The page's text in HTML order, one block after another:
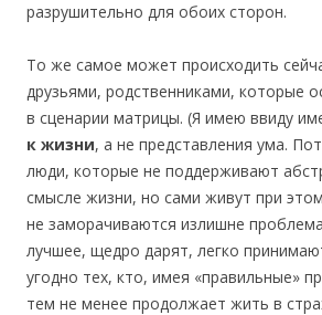
разрушительно для обоих сторон.
То же самое может происходить
друзьями, родственниками, которые
в сценарии матрицы. (Я имею ввиду
к жизни, а не представления ума.
люди, которые не поддерживают
смысле жизни, но сами живут при
не заморачиваются излишне
лучшее, щедро дарят, легко
угодно тех, кто, имея «правильные»
тем не менее продолжает жить в